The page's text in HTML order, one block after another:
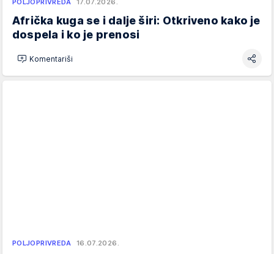
POLJOPRIVREDA 17.07.2026.
Afrička kuga se i dalje širi: Otkriveno kako je
dospela i ko je prenosi
Komentariši
POLJOPRIVREDA 16.07.2026.